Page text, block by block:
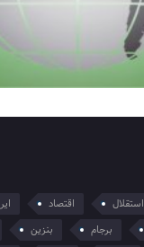
استقلال اقتصاد
برجام بنزین